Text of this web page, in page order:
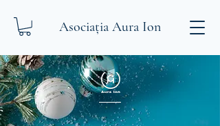
Asociația Aura Ion